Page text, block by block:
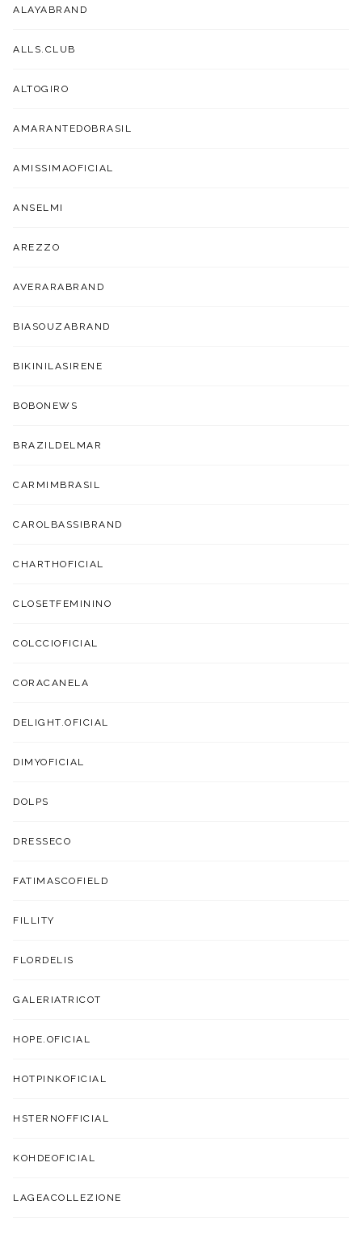
ALAYABRAND
ALLS.CLUB
ALTOGIRO
AMARANTEDOBRASIL
AMISSIMAOFICIAL
ANSELMI
AREZZO
AVERARABRAND
BIASOUZABRAND
BIKINILASIRENE
BOBONEWS
BRAZILDELMAR
CARMIMBRASIL
CAROLBASSIBRAND
CHARTHOFICIAL
CLOSETFEMININO
COLCCIOFICIAL
CORACANELA
DELIGHT.OFICIAL
DIMYOFICIAL
DOLPS
DRESSECO
FATIMASCOFIELD
FILLITY
FLORDELIS
GALERIATRICOT
HOPE.OFICIAL
HOTPINKOFICIAL
HSTERNOFFICIAL
KOHDEOFICIAL
LAGEACOLLEZIONE